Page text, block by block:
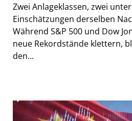
Zwei Anlageklassen, zwei
Einschätzungen derselben
Während S&P 500 und Dow
neue Rekordstände klettern,
den...